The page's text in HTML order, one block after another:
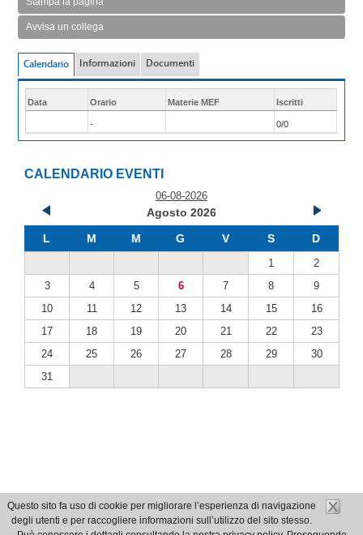
Questo sito fa uso di cookie per migliorare l’esperienza di navigazione
degli utenti e per raccogliere informazioni sull’utilizzo del sito stesso.
Avvisa un collega
Calendario Informazioni Documenti
Data Orario Materie MEF Iscritti
- 0/0
CALENDARIO EVENTI
06-08-2026
Agosto 2026
L
M M G V S D
1
2
3
4 5 6 7 8
9
10
11 12 13 14 15
16
17
18 19 20 21 22
23
24
25 26 27 28 29
30
31